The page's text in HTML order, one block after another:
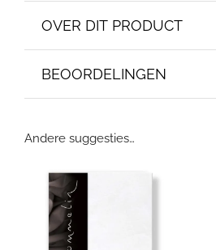
OVER DIT PRODUCT
BEOORDELINGEN
Andere suggesties…